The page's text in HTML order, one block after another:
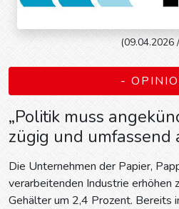
(09.04.2026
-
„Politik muss
zügig und umfassend
Die Unternehmen der Papier,
verarbeitenden Industrie erhöhen
Gehälter um 2,4 Prozent. Bereits